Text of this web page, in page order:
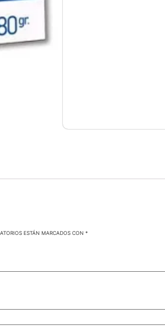
ESTÁN MARCADOS CON *